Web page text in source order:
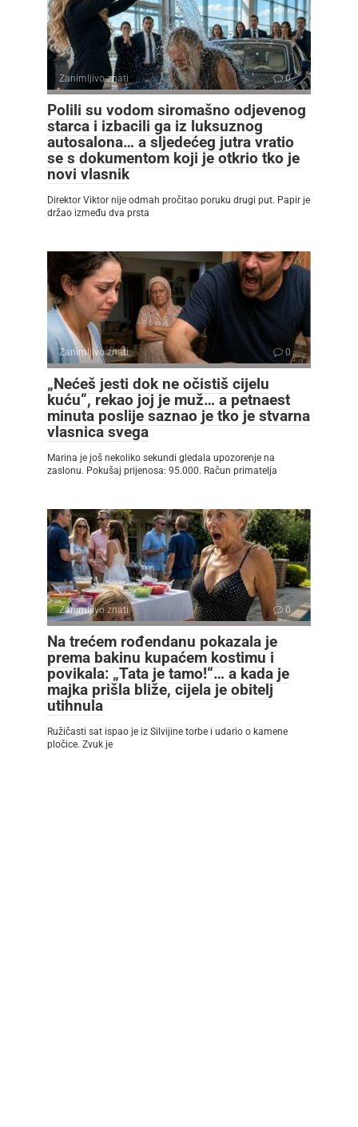
Zanimljivo znati 0
Polili su vodom siromašno odjevenog
starca i izbacili ga iz luksuznog
autosalona… a sljedećeg jutra vratio
se s dokumentom koji je otkrio tko je
novi vlasnik
Direktor Viktor nije odmah pročitao poruku drugi put. Papir je
držao između dva prsta
Zanimljivo znati 0
„Nećeš jesti dok ne očistiš cijelu
kuću“, rekao joj je muž… a petnaest
minuta poslije saznao je tko je stvarna
vlasnica svega
Marina je još nekoliko sekundi gledala upozorenje na
zaslonu. Pokušaj prijenosa: 95.000. Račun primatelja
Zanimljivo znati 0
Na trećem rođendanu pokazala je
prema bakinu kupaćem kostimu i
povikala: „Tata je tamo!“… a kada je
majka prišla bliže, cijela je obitelj
utihnula
Ružičasti sat ispao je iz Silvijine torbe i udario o kamene
pločice. Zvuk je